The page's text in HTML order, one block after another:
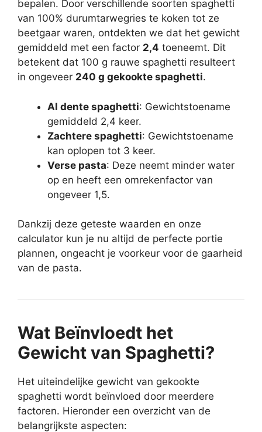
bepalen. Door verschillende soorten spaghetti
van 100% durumtarwegries te koken tot ze
beetgaar waren, ontdekten we dat het gewicht
gemiddeld met een factor 2,4 toeneemt. Dit
betekent dat 100 g rauwe spaghetti resulteert
in ongeveer 240 g gekookte spaghetti.
Al dente spaghetti: Gewichtstoename
gemiddeld 2,4 keer.
Zachtere spaghetti: Gewichtstoename
kan oplopen tot 3 keer.
Verse pasta: Deze neemt minder water
op en heeft een omrekenfactor van
ongeveer 1,5.
Dankzij deze geteste waarden en onze
calculator kun je nu altijd de perfecte portie
plannen, ongeacht je voorkeur voor de gaarheid
van de pasta.
Wat Beïnvloedt het
Gewicht van Spaghetti?
Het uiteindelijke gewicht van gekookte
spaghetti wordt beïnvloed door meerdere
factoren. Hieronder een overzicht van de
belangrijkste aspecten: